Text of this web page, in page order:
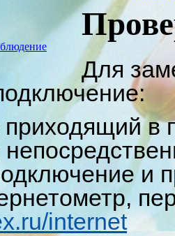
Для
приходящий в
и
internet